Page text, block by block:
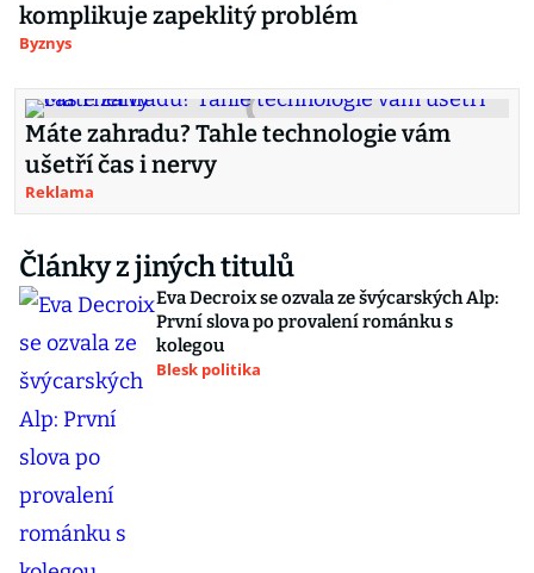
komplikuje zapeklitý problém
Byznys
Máte zahradu? Tahle technologie vám
ušetří čas i nervy
Reklama
Články z jiných titulů
Eva Decroix se ozvala ze švýcarských Alp:
První slova po provalení románku s
kolegou
Blesk politika